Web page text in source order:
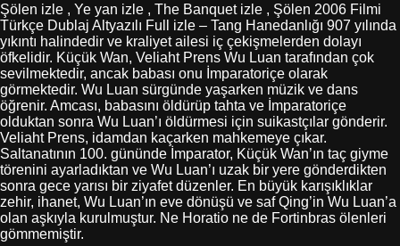
Şölen izle , Ye yan izle , The Banquet izle , Şölen 2006 Filmi
Türkçe Dublaj Altyazılı Full izle – Tang Hanedanlığı 907 yılında
yıkıntı halindedir ve kraliyet ailesi iç çekişmelerden dolayı
öfkelidir. Küçük Wan, Veliaht Prens Wu Luan tarafından çok
sevilmektedir, ancak babası onu İmparatoriçe olarak
görmektedir. Wu Luan sürgünde yaşarken müzik ve dans
öğrenir. Amcası, babasını öldürüp tahta ve İmparatoriçe
olduktan sonra Wu Luan’ı öldürmesi için suikastçılar gönderir.
Veliaht Prens, idamdan kaçarken mahkemeye çıkar.
Saltanatının 100. gününde İmparator, Küçük Wan’ın taç giyme
törenini ayarladıktan ve Wu Luan’ı uzak bir yere gönderdikten
sonra gece yarısı bir ziyafet düzenler. En büyük karışıklıklar
zehir, ihanet, Wu Luan’ın eve dönüşü ve saf Qing’in Wu Luan’a
olan aşkıyla kurulmuştur. Ne Horatio ne de Fortinbras ölenleri
gömmemiştir.